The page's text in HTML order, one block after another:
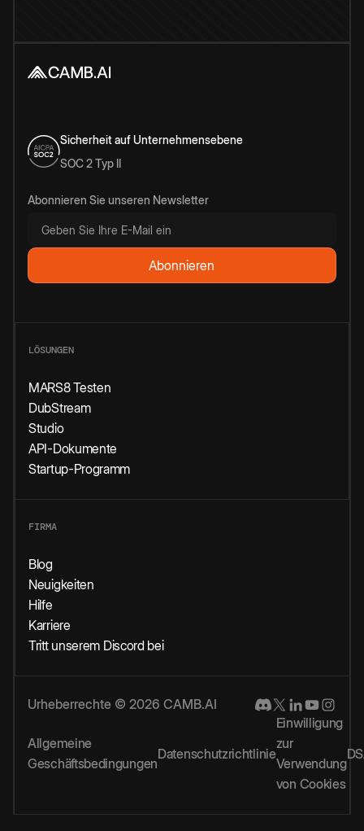
Sicherheit auf Unternehmensebene
SOC 2 Typ II
Abonnieren Sie unseren Newsletter
LÖSUNGEN
MARS8 Testen
DubStream
Studio
API-Dokumente
Startup-Programm
FIRMA
Blog
Neuigkeiten
Hilfe
Karriere
Tritt unserem Discord bei
Urheberrechte © 2026 CAMB.AI
Allgemeine
Geschäftsbedingungen
Datenschutzrichtlinie
Einwilligung
zur
Verwendung
von Cookies